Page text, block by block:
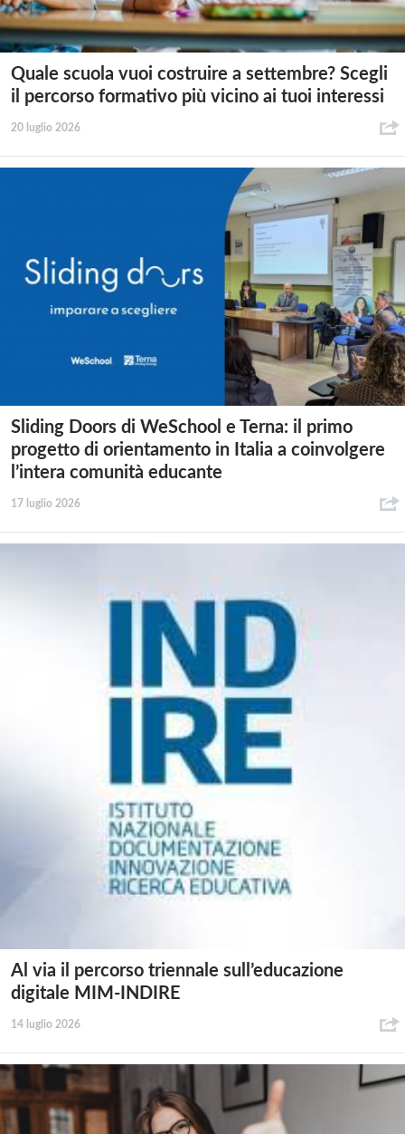
Quale scuola vuoi costruire a settembre? Scegli
il percorso formativo più vicino ai tuoi interessi
20 luglio 2026
Sliding Doors di WeSchool e Terna: il primo
progetto di orientamento in Italia a coinvolgere
l’intera comunità educante
17 luglio 2026
Al via il percorso triennale sull’educazione
digitale MIM-INDIRE
14 luglio 2026